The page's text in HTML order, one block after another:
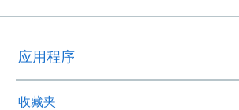
应用程序
收藏夹